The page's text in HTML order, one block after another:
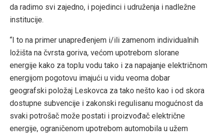
da radimo svi zajedno, i pojedinci i udruženja i nadležne
institucije.
“I to na primer unapređenjem i/ili zamenom individualnih
ložišta na čvrsta goriva, većom upotrebom slorane
energije kako za toplu vodu tako i za napajanje električnom
energijom pogotovu imajući u vidu veoma dobar
geografski položaj Leskovca za tako nešto kao i od skora
dostupne subvencije i zakonski regulisanu mogućnost da
svaki potrošač može postati i proizvođač električne
energije, ograničenom upotrebom automobila u užem